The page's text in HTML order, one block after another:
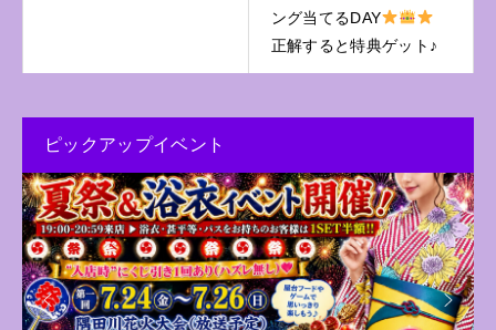
ング当てるDAY
正解すると特典ゲット♪
ピックアップイベント